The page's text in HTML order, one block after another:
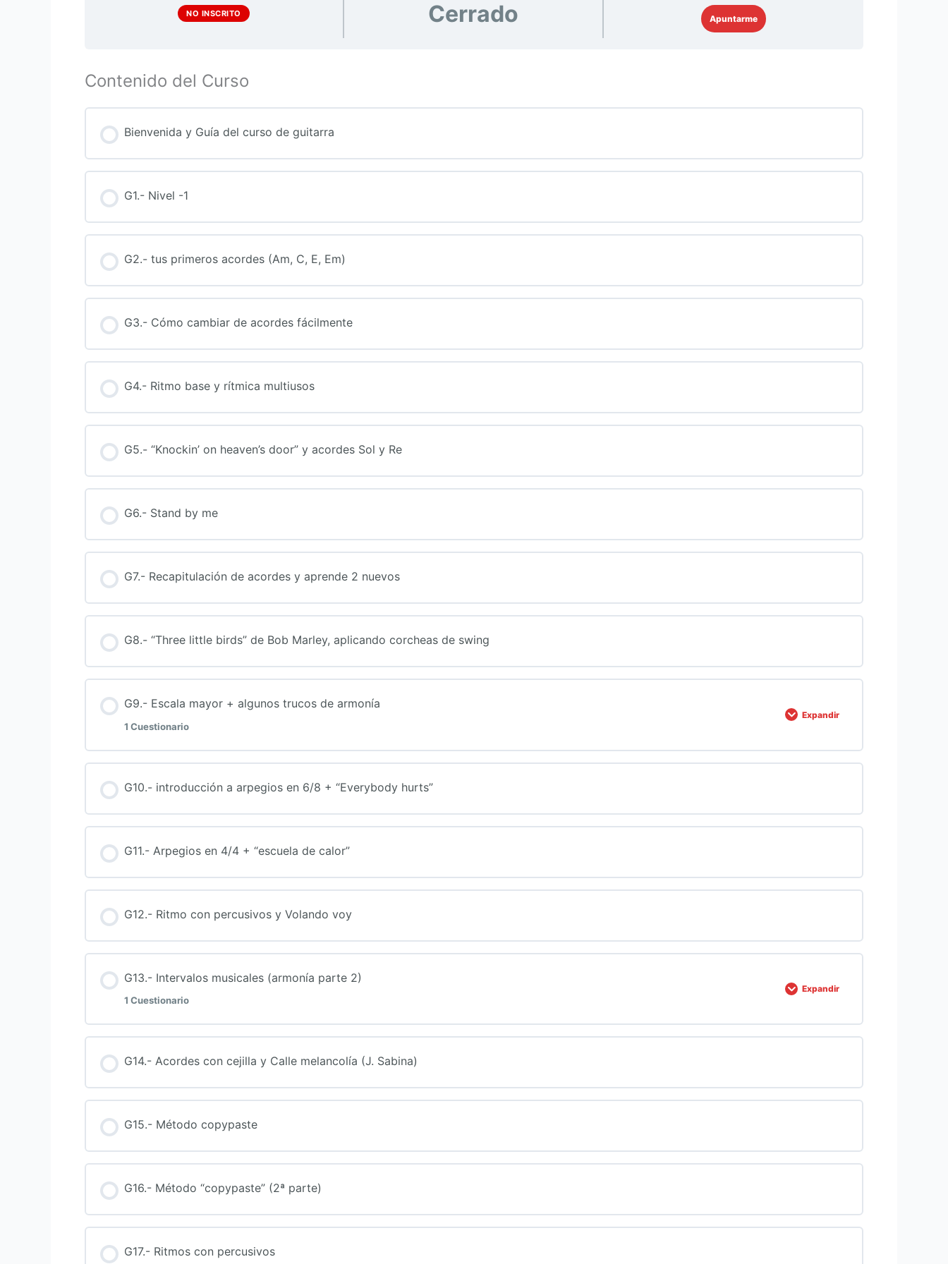
NO INSCRITO Cerrado Apuntarme
Contenido del Curso
Bienvenida y Guía del curso de guitarra
G1.- Nivel -1
G2.- tus primeros acordes (Am, C, E, Em)
G3.- Cómo cambiar de acordes fácilmente
G4.- Ritmo base y rítmica multiusos
G5.- “Knockin’ on heaven’s door” y acordes Sol y Re
G6.- Stand by me
G7.- Recapitulación de acordes y aprende 2 nuevos
G8.- “Three little birds” de Bob Marley, aplicando corcheas de swing
G9.- Escala mayor + algunos trucos de armonía
1 Cuestionario
Expandir
G10.- introducción a arpegios en 6/8 + “Everybody hurts”
G11.- Arpegios en 4/4 + “escuela de calor”
G12.- Ritmo con percusivos y Volando voy
G13.- Intervalos musicales (armonía parte 2)
1 Cuestionario
Expandir
G14.- Acordes con cejilla y Calle melancolía (J. Sabina)
G15.- Método copypaste
G16.- Método “copypaste” (2ª parte)
G17.- Ritmos con percusivos